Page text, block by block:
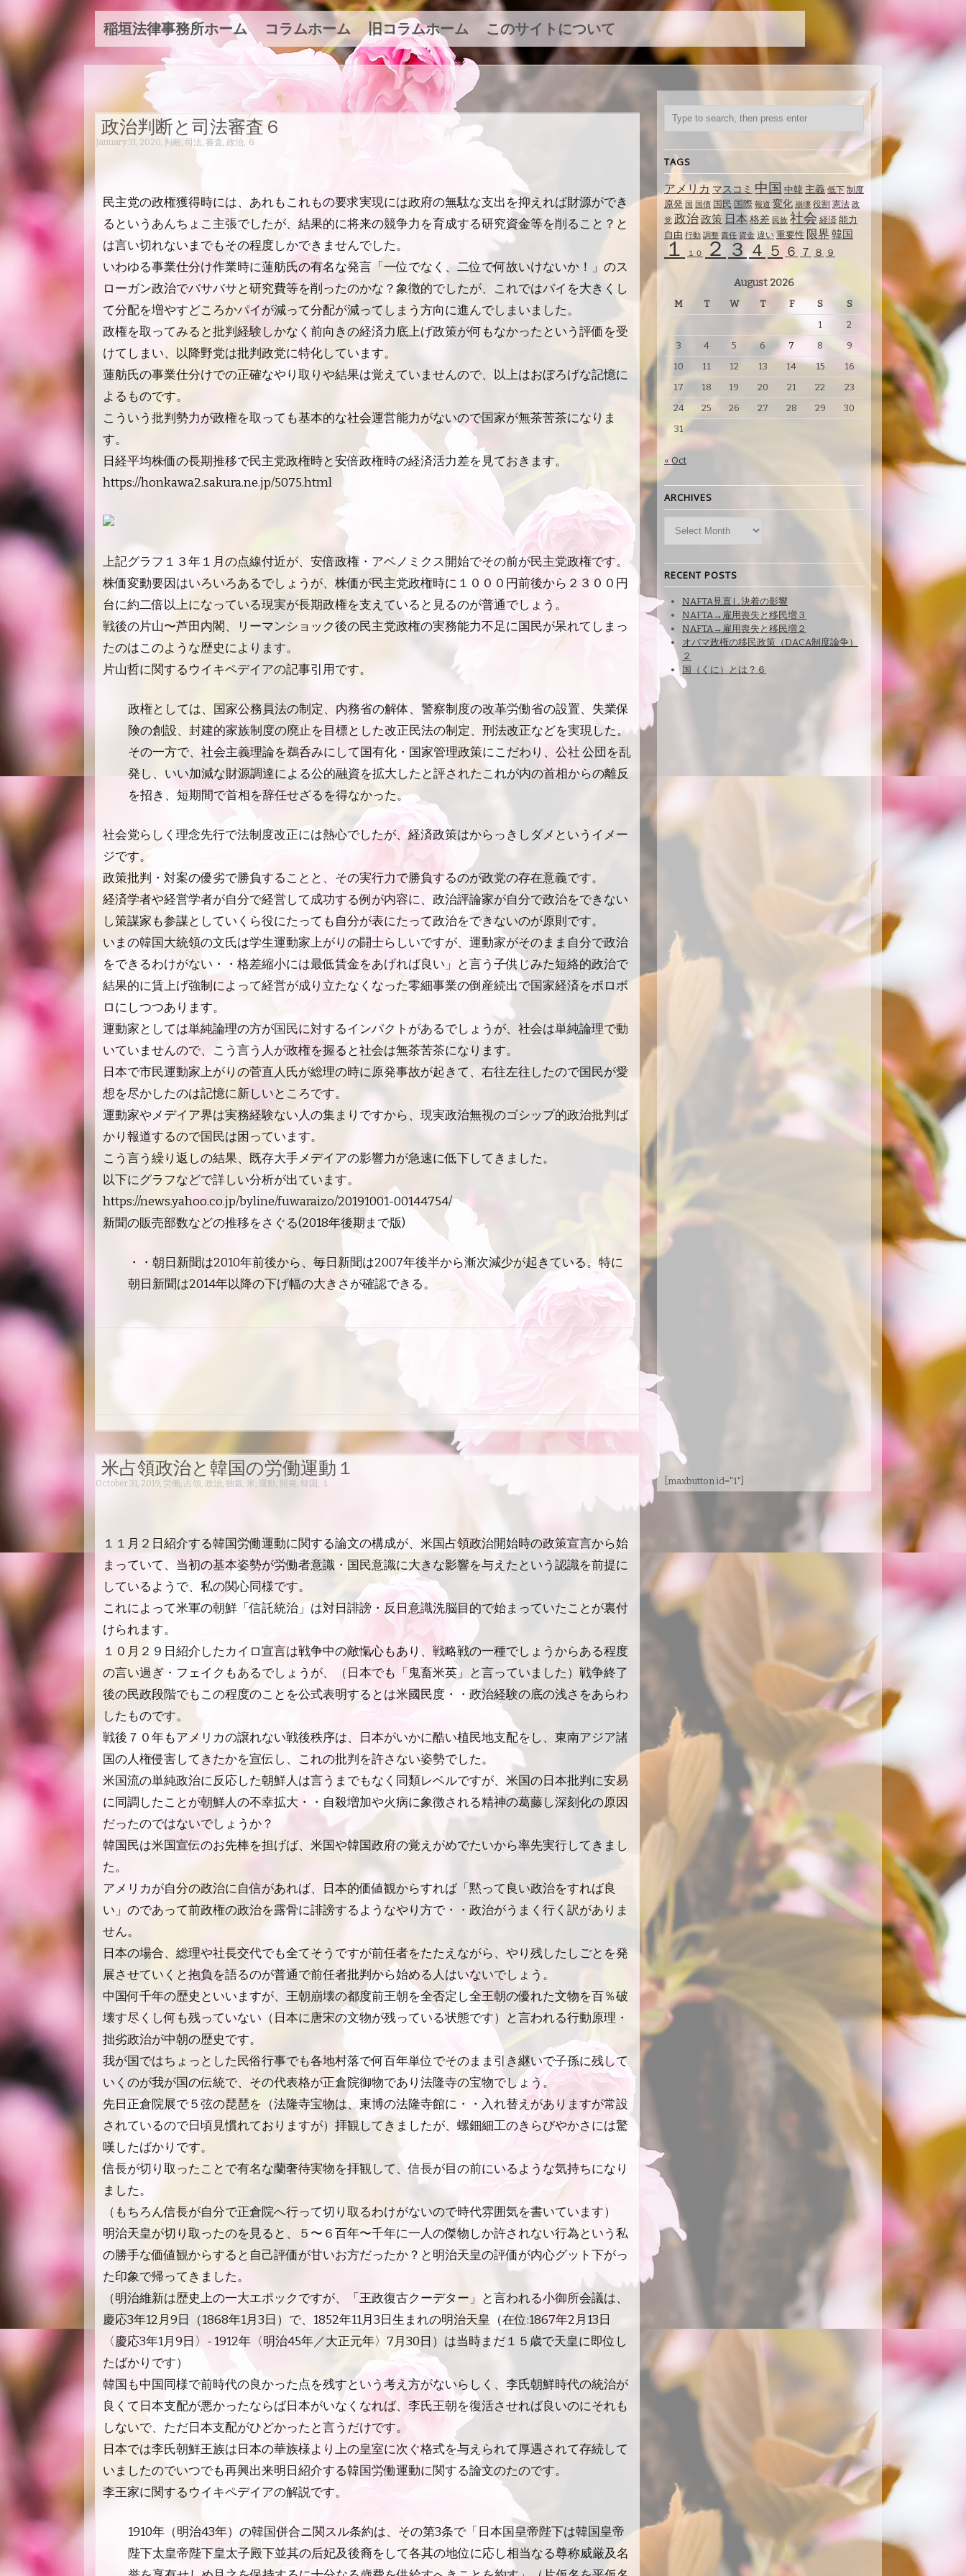
稲垣法律事務所ホーム コラムホーム 旧コラムホーム このサイトについて
政治判断と司法審査６
January 31, 2020, 判断, 司法, 審査 , 政治, ６
民主党の政権獲得時には、あれもこれもの要求実現には政府の無駄な支出を抑えれば財源ができ
るというあんちょこ主張でしたが、結果的に将来の競争力を育成する研究資金等を削ること？と
は言い切れないまでもその程度しかできませんでした。
いわゆる事業仕分け作業時に蓮舫氏の有名な発言「一位でなく、二位で何故いけないか！」のス
ローガン政治でバサバサと研究費等を削ったのかな？象徴的でしたが、これではパイを大きくし
て分配を増やすどころかパイが減って分配が減ってしまう方向に進んでしまいました。
政権を取ってみると批判経験しかなく前向きの経済力底上げ政策が何もなかったという評価を受
けてしまい、以降野党は批判政党に特化しています。
蓮舫氏の事業仕分けでの正確なやり取りや結果は覚えていませんので、以上はおぼろげな記憶に
よるものです。
こういう批判勢力が政権を取っても基本的な社会運営能力がないので国家が無茶苦茶になりま
す。
日経平均株価の長期推移で民主党政権時と安倍政権時の経済活力差を見ておきます。
https://honkawa2.sakura.ne.jp/5075.html
上記グラフ１３年１月の点線付近が、安倍政権・ アベノミクス開始でその前が民主党政権です。
株価変動要因はいろいろあるでしょうが、株価が民主党政権時に１０００円前後から２３００円
台に約二倍以上になっている現実が長期政権を支えていると見るのが普通でしょう。
戦後の片山〜芦田内閣、リーマンショック後の民主党政権の実務能力不足に国民が呆れてしまっ
たのはこのような歴史によります。
片山哲に関するウイキペデイアの記事引用です。
政権としては、国家公務員法の制定、内務省の解体、警察制度の改革労働省の設置、失業保
険の創設、封建的家族制度の廃止を目標とした改正民法の制定、刑法改正などを実現した。
その一方で、社会主義理論を鵜呑みにして国有化・国家管理政策にこだわり、公社 公団を乱
発し、いい加減な財源調達による公的融資を拡大したと評されたこれが内の首相からの離反
を招き、短期間で首相を辞任せざるを得なかった。
社会党らしく理念先行で法制度改正には熱心でしたが、経済政策はからっきしダメというイメー
ジです。
政策批判・対案の優劣で勝負することと、その実行力で勝負するのが政党の存在意義です。
経済学者や経営学者が自分で経営して成功する例が内容に、政治評論家が自分で政治をできない
し策謀家も参謀としていくら役にたっても自分が表にたって政治をできないのが原則です。
いまの韓国大統領の文氏は学生運動家上がりの闘士らしいですが、運動家がそのまま自分で政治
をできるわけがない・・格差縮小には最低賃金をあげれば良い」と言う子供じみた短絡的政治で
結果的に賃上げ強制によって経営が成り立たなくなった零細事業の倒産続出で国家経済をボロボ
ロにしつつあります。
運動家としては単純論理の方が国民に対するインパクトがあるでしょうが、社会は単純論理で動
いていませんので、こう言う人が政権を握ると社会は無茶苦茶になります。
日本で市民運動家上がりの菅直人氏が総理の時に原発事故が起きて、右往左往したので国民が愛
想を尽かしたのは記憶に新しいところです。
運動家やメデイア界は実務経験ない人の集まりですから、現実政治無視のゴシップ的政治批判ば
かり報道するので国民は困っています。
こう言う繰り返しの結果、既存大手メデイアの影響力が急速に低下してきました。
以下にグラフなどで詳しい分析が出ています。
https://news.yahoo.co.jp/byline/fuwaraizo/20191001-00144754/
新聞の販売部数などの推移をさぐる(2018年後期まで版)
・・朝日新聞は2010年前後から、毎日新聞は2007年後半から漸次減少が起きている。特に
朝日新聞は2014年以降の下げ幅の大きさが確認できる。
米占領政治と韓国の労働運動１
October 31, 2019, 労働, 占領, 政治, 独裁, 米, 運動, 開発, 韓国 , １
１１月２日紹介する韓国労働運動に関する論文の構成が、米国占領政治開始時の政策宣言から始
まっていて、当初の基本姿勢が労働者意識・国民意識に大きな影響を与えたという認識を前提に
しているようで、私の関心同様です。
これによって米軍の朝鮮「信託統治」は対日誹謗・反日意識洗脳目的で始まっていたことが裏付
けられます。
１０月２９日紹介したカイロ宣言は戦争中の敵愾心もあり、戦略戦の一種でしょうからある程度
の言い過ぎ・フェイクもあるでしょうが、（日本でも「鬼畜米英」と言っていました）戦争終了
後の民政段階でもこの程度のことを公式表明するとは米國民度・・政治経験の底の浅さをあらわ
したものです。
戦後７０年もアメリカの譲れない戦後秩序は、日本がいかに酷い植民地支配をし、東南アジア諸
国の人権侵害してきたかを宣伝し、これの批判を許さない姿勢でした。
米国流の単純政治に反応した朝鮮人は言うまでもなく同類レベルですが、米国の日本批判に安易
に同調したことが朝鮮人の不幸拡大 ・・自殺増加や火病に象徴される精神の葛藤し深刻化の原因
だったのではないでしょうか？
韓国民は米国宣伝のお先棒を担げば、米国や韓国政府の覚えがめでたいから率先実行してきまし
た。
アメリカが自分の政治に自信があれば、日本的価値観からすれば「黙って良い政治をすれば良
い」のであって前政権の政治を露骨に誹謗するようなやり方で・・政治がうまく行く訳がありま
せん。
日本の場合、総理や社長交代でも全てそうですが前任者をたたえながら、やり残したしごとを発
展させていくと抱負を語るのが普通で前任者批判から始める人はいないでしょう。
中国何千年の歴史といいますが、王朝崩壊の都度前王朝を全否定し全王朝の優れた文物を百％破
壊す尽くし何も残っていない（日本に唐宋の文物が残っている状態です）と言われる行動原理・
拙劣政治が中朝の歴史です。
我が国ではちょっとした民俗行事でも各地村落で何百年単位でそのまま引き継いで子孫に残して
いくのが我が国の伝統で、その代表格が正倉院御物であり法隆寺の宝物でしょう。
先日正倉院展で５弦の琵琶を（法隆寺宝物は、東博の法隆寺館に・・入れ替えがありますが常設
されているので日頃見慣れておりますが）拝観してきましたが、螺鈿細工のきらびやかさには驚
嘆したばかりです。
信長が切り取ったことで有名な蘭奢待実物を拝観して、信長が目の前にいるような気持ちになり
ました。
（もちろん信長が自分で正倉院へ行って切り取るわけがないので時代雰囲気を書いています）
明治天皇が切り取ったのを見ると、５〜６百年〜千年に一人の傑物しか許されない行為という私
の勝手な価値観からすると自己評価が甘いお方だったか？と明治天皇の評価が内心グット下がっ
た印象で帰ってきました。
（明治維新は歴史上の一大エポックですが、「王政復古クーデター」と言われる小御所会議は、
慶応3年12月9日（1868年1月3日）で、1852年11月3日生まれの明治天皇（在位:1867年2月13日
〈慶応3年1月9日〉- 1912年〈明治45年／大正元年〉7月30日）は当時まだ１５歳で天皇に即位し
たばかりです）
韓国も中国同様で前時代の良かった点を残すという考え方がないらしく、李氏朝鮮時代の統治が
良くて日本支配が悪かったならば日本がいなくなれば、李氏王朝を復活させれば良いのにそれも
しないで、ただ日本支配がひどかったと言うだけです。
日本では李氏朝鮮王族は日本の華族様より上の皇室に次ぐ格式を与えられて厚遇されて存続して
いましたのでいつでも再興出来明日紹介する韓国労働運動に関する論文のたのです。
李王家に関するウイキペデイアの解説です。
1910年（明治43年）の韓国併合ニ関スル条約は、その第3条で「日本国皇帝陛下は韓国皇帝
陛下太皇帝陛下皇太子殿下並其の后妃及後裔をして各其の地位に応し相当なる尊称威厳及名
TAGS
アメリカ マスコミ 中国 中韓 主義 低下 制度
原発 国 国債 国民 国際 報道 変化 崩壊 役割 憲法 政
党 政治政策 日本格差 民族 社会 経済 能力
自由 行動 調整 責任 資金 違い 重要性 限界 韓国
１ １０ ２ ３４ ５ ６ ７ ８ ９
August 2026
M T W T F S
S
1
2
3
4 5 6 7 8
9
10
11 12 13 14 15
16
17
18 19 20 21 22
23
24
25 26 27 28 29
30
31
« Oct
ARCHIVES
RECENT POSTS
NAFTA見直し決着の影響
NAFTA→雇用喪失と移民増３
NAFTA→雇用喪失と移民増２
オバマ政権の移民政策（DACA制度論争）
２
国（くに）とは？６
[maxbutton id="1"]